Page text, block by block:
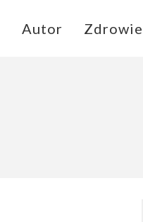
Autor Zdrowie